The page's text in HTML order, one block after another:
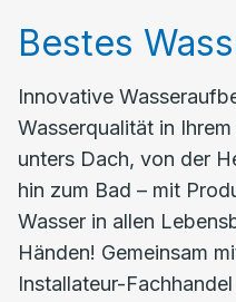
Bestes
Innovative
Wasserqualität in
unters Dach, von der
hin zum Bad – mit
Wasser in allen
Händen! Gemeinsam
Installateur-